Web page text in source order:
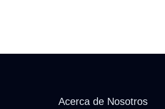
Acerca de Nosotros